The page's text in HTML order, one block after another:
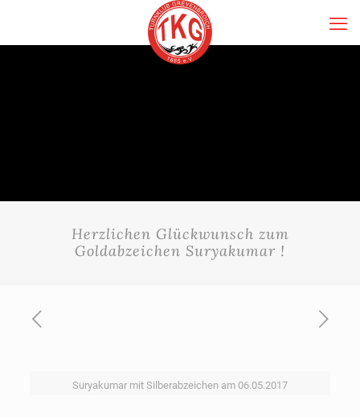
Herzlichen Glückwunsch zum
Goldabzeichen Suryakumar !
Suryakumar mit Silberabzeichen am 06.05.2017